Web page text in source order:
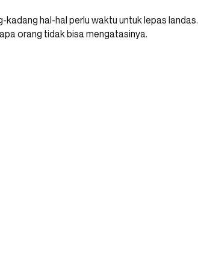
hal-hal perlu waktu untuk lepas
orang tidak bisa mengatasinya.